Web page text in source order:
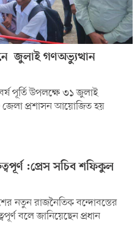
জুলাই গণঅভ্যুত্থান
পূর্তি উপলক্ষে‎ ৩১ জুলাই
জেলা প্রশাসন আয়োজিত হয়
:প্রেস সচিব শফিকুল
নতুন রাজনৈতিক বন্দোবস্তের
বলে জানিয়েছেন প্রধান